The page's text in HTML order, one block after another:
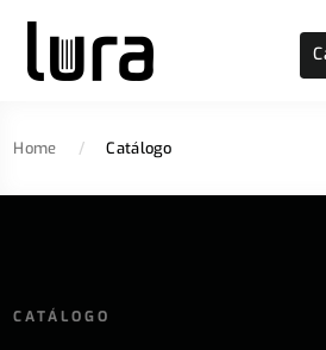
Home / Catálogo
CATÁLOGO